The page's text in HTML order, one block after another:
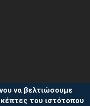
να βελτιώσουμε
του ιστότοπου